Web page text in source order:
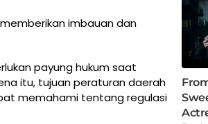
imbauan dan
payung hukum saat
itu, tujuan peraturan daerah
memahami tentang regulasi